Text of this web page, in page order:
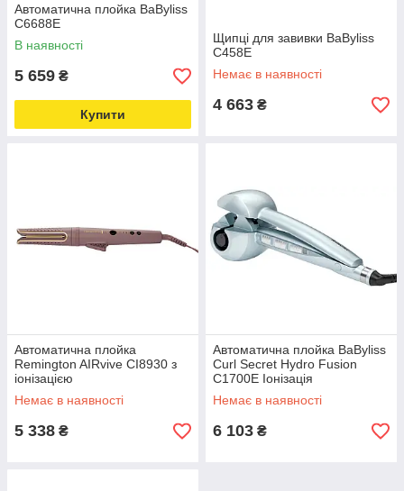
Автоматична плойка BaByliss
C6688E
В наявності
5 659 ₴
Купити
Щипці для завивки BaByliss
C458E
Немає в наявності
4 663 ₴
Автоматична плойка
Remington AIRvive CI8930 з
іонізацією
Немає в наявності
5 338 ₴
Автоматична плойка BaByliss
Curl Secret Hydro Fusion
C1700E Іонізація
Немає в наявності
6 103 ₴